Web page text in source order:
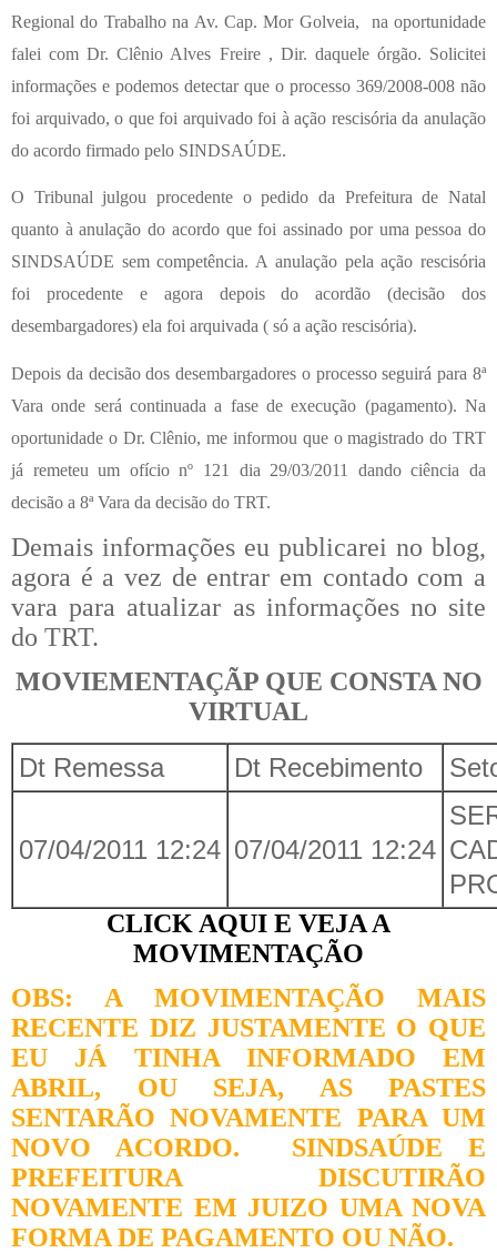
Regional do Trabalho na Av. Cap. Mor Golveia, na oportunidade
falei com Dr. Clênio Alves Freire , Dir. daquele órgão. Solicitei
informações e podemos detectar que o processo 369/2008-008 não
foi arquivado, o que foi arquivado foi à ação rescisória da anulação
do acordo firmado pelo SINDSAÚDE.
O Tribunal julgou procedente o pedido da Prefeitura de Natal
quanto à anulação do acordo que foi assinado por uma pessoa do
SINDSAÚDE sem competência. A anulação pela ação rescisória
foi procedente e agora depois do acordão (decisão dos
desembargadores) ela foi arquivada ( só a ação rescisória).
Depois da decisão dos desembargadores o processo seguirá para 8ª
Vara onde será continuada a fase de execução (pagamento). Na
oportunidade o Dr.Clênio, me informou que o magistrado do TRT
já remeteu um ofício nº 121 dia 29/03/2011 dando ciência da
decisão a 8ª Vara da decisão do TRT.
Demais informações eu publicarei no blog,
agora é a vez de entrar em contado com a
vara para atualizar as informações no site
do TRT.
MOVIEMENTAÇÃP QUE CONSTA NO
VIRTUAL
Dt Remessa Dt Recebimento
07/04/2011 12:24 07/04/2011 12:24
CLICK AQUI E VEJA A
MOVIMENTAÇÃO
OBS: A MOVIMENTAÇÃO MAIS
RECENTE DIZ JUSTAMENTE O QUE
EU JÁ TINHA INFORMADO EM
ABRIL, OU SEJA, AS PASTES
SENTARÃO NOVAMENTE PARA UM
NOVO ACORDO. SINDSAÚDE E
PREFEITURA DISCUTIRÃO
NOVAMENTE EM JUIZO UMA NOVA
FORMA DE PAGAMENTO OU NÃO.